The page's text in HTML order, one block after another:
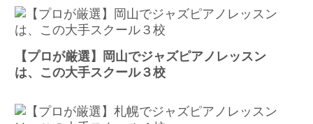
【プロが厳選】岡山でジャズピアノレッスン
は、この大手スクール３校